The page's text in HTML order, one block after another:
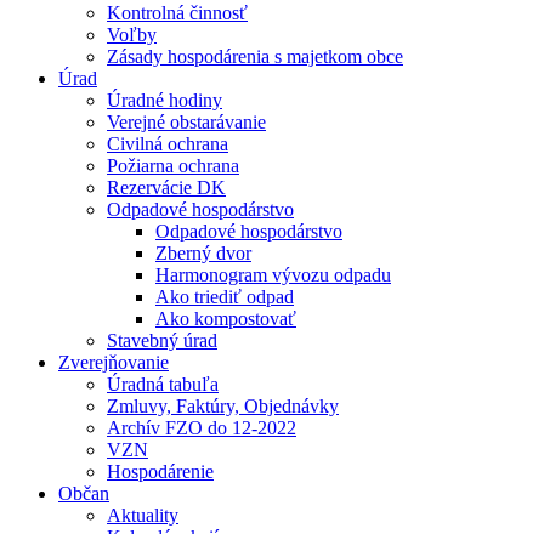
Kontrolná činnosť
Voľby
Zásady hospodárenia s majetkom obce
Úrad
Úradné hodiny
Verejné obstarávanie
Civilná ochrana
Požiarna ochrana
Rezervácie DK
Odpadové hospodárstvo
Odpadové hospodárstvo
Zberný dvor
Harmonogram vývozu odpadu
Ako triediť odpad
Ako kompostovať
Stavebný úrad
Zverejňovanie
Úradná tabuľa
Zmluvy, Faktúry, Objednávky
Archív FZO do 12-2022
VZN
Hospodárenie
Občan
Aktuality